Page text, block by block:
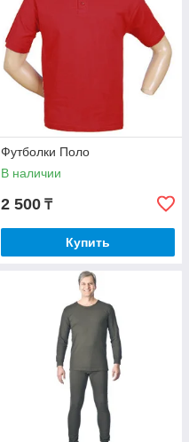
Футболки Поло
В наличии
2 500 ₸
Купить